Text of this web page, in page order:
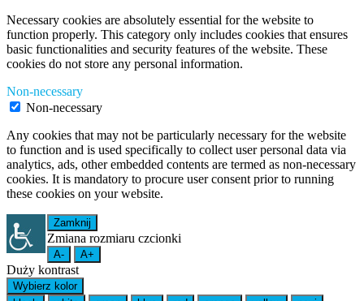
Necessary cookies are absolutely essential for the website to
function properly. This category only includes cookies that ensures
basic functionalities and security features of the website. These
cookies do not store any personal information.
Non-necessary
Non-necessary
Any cookies that may not be particularly necessary for the website
to function and is used specifically to collect user personal data via
analytics, ads, other embedded contents are termed as non-necessary
cookies. It is mandatory to procure user consent prior to running
these cookies on your website.
Zamknij
Zmiana rozmiaru czcionki
A- A+
Duży kontrast
Wybierz kolor